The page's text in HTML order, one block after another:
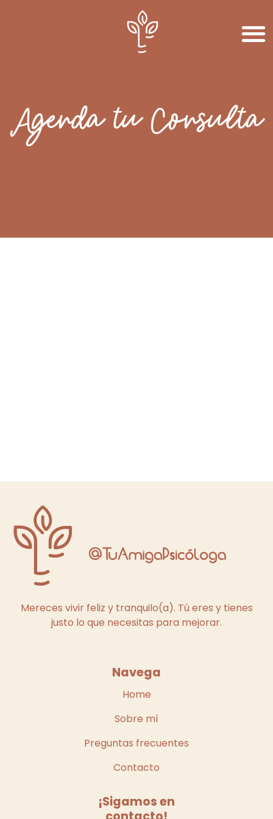
Agenda tu Consulta
Mereces vivir feliz y tranquilo(a). Tú eres y tienes
justo lo que necesitas para mejorar.
Navega
Home
Sobre mí
Preguntas frecuentes
Contacto
¡Sigamos en